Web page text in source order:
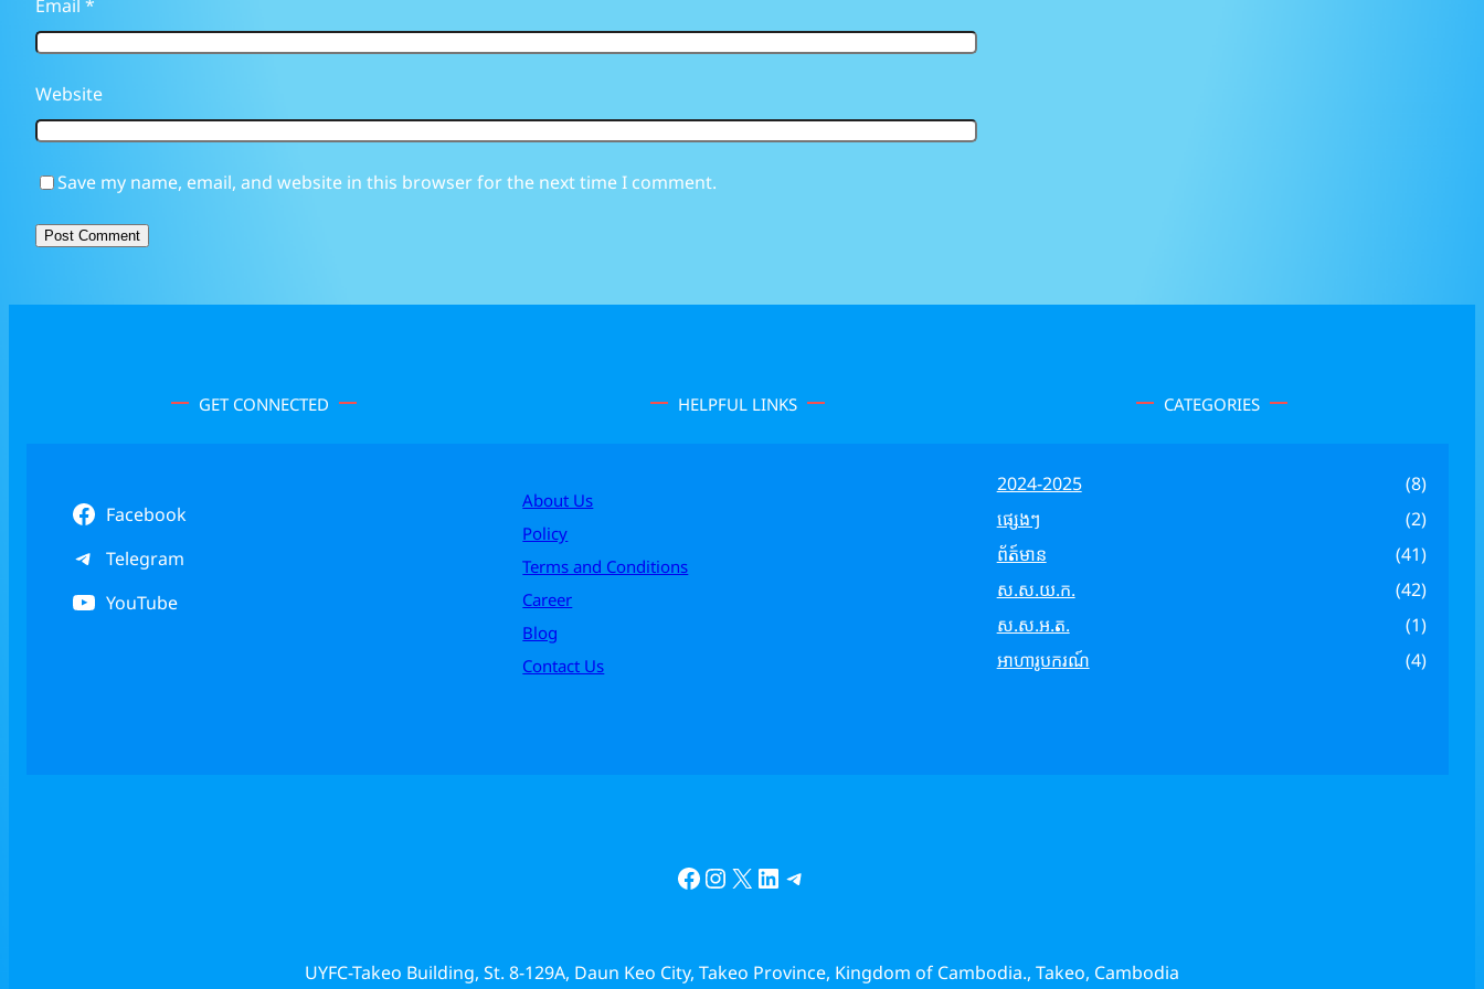
Email *
Website
Save my name, email, and website in this browser for the next time I comment.
GET CONNECTED
Facebook
Telegram
YouTube
HELPFUL LINKS
About Us
Policy
Terms and Conditions
Career
Blog
Contact Us
CATEGORIES
2024-2025
(8)
ផ្សេងៗ
(2)
ព័ត៍មាន
(41)
ស.ស.យ.ក.
(42)
ស.ស.អ.ត.
(1)
អាហារូបករណ៍
(4)
Facebook
Instagram
X LinkedIn
Telegram
UYFC-Takeo Building, St. 8-129A, Daun Keo City, Takeo Province, Kingdom of Cambodia., Takeo, Cambodia